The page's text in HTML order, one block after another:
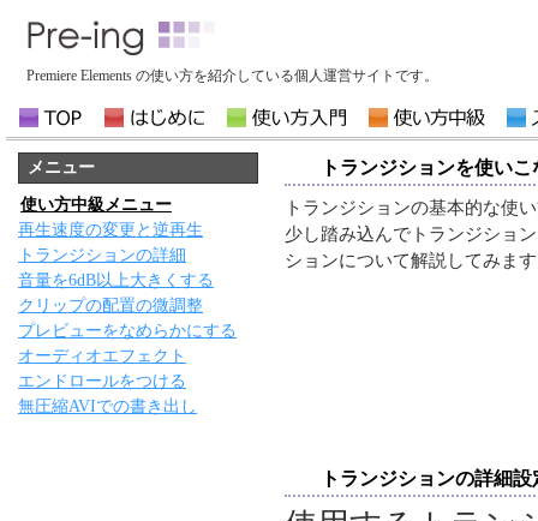
Premiere Elements の使い方を紹介している個人運営サイトです。
トランジションを使いこ
トランジションの基本的な使
少し踏み込んでトランジショ
ションについて解説してみま
トランジションの詳細設
メニュー
使い方中級メニュー
再生速度の変更と逆再生
トランジションの詳細
音量を6dB以上大きくする
クリップの配置の微調整
プレビューをなめらかにする
オーディオエフェクト
エンドロールをつける
無圧縮AVIでの書き出し